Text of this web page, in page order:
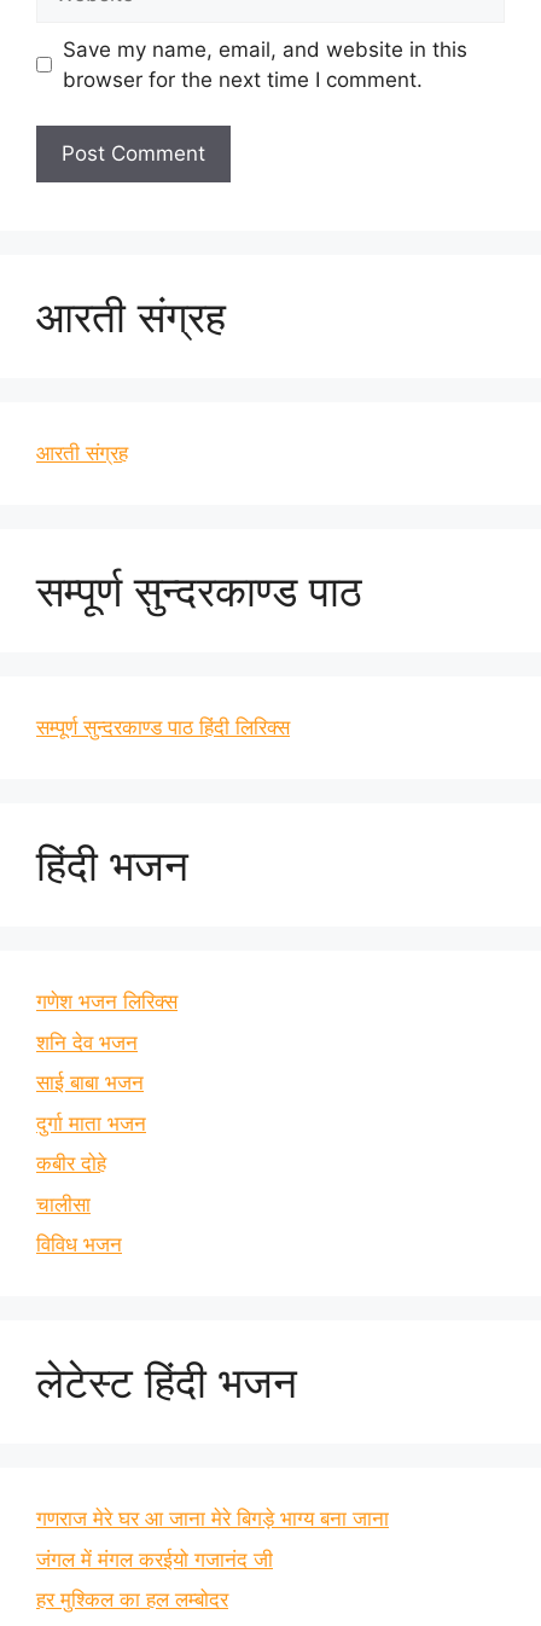
Save my name, email, and website in this
browser for the next time I comment.
आरती संग्रह
आरती संग्रह
सम्पूर्ण सुन्दरकाण्ड पाठ
सम्पूर्ण सुन्दरकाण्ड पाठ हिंदी लिरिक्स
हिंदी भजन
गणेश भजन लिरिक्स
शनि देव भजन
साई बाबा भजन
दुर्गा माता भजन
कबीर दोहे
चालीसा
विविध भजन
लेटेस्ट हिंदी भजन
गणराज मेरे घर आ जाना मेरे बिगड़े भाग्य बना जाना
जंगल में मंगल करईयो गजानंद जी
हर मुश्किल का हल लम्बोदर